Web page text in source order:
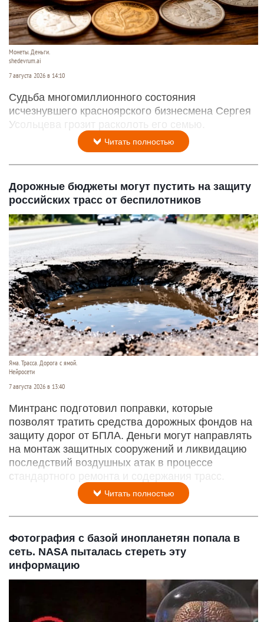
Монеты. Деньги.
shedevrum.ai
7 августа 2026 в 14:10
Судьба многомиллионного состояния
исчезнувшего красноярского бизнесмена Сергея
Усольцева грозит расколоть его семью.
Читать полностью
Дорожные бюджеты могут пустить на защиту
российских трасс от беспилотников
Яма. Трасса. Дорога с ямой.
Нейросети
7 августа 2026 в 13:40
Минтранс подготовил поправки, которые
позволят тратить средства дорожных фондов на
защиту дорог от БПЛА. Деньги могут направлять
на монтаж защитных сооружений и ликвидацию
последствий воздушных атак в процессе
стандартного ремонта и содержания трасс.
Читать полностью
Фотография с базой инопланетян попала в
сеть. NASA пыталась стереть эту
информацию